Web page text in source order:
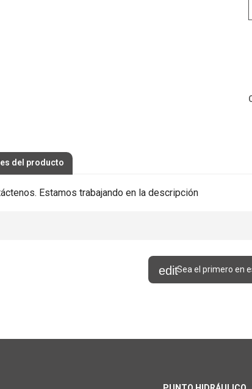
del producto
Estamos trabajando en la descripción
Sea el primero en